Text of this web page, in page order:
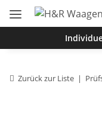
Zurück zur Liste